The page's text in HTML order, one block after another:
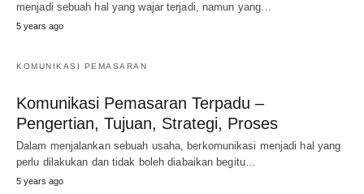
menjadi sebuah hal yang wajar terjadi, namun yang…
5 years ago
KOMUNIKASI PEMASARAN
Komunikasi Pemasaran Terpadu –
Pengertian, Tujuan, Strategi, Proses
Dalam menjalankan sebuah usaha, berkomunikasi menjadi hal yang
perlu dilakukan dan tidak boleh diabaikan begitu…
5 years ago